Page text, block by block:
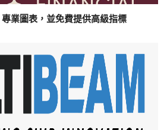
業圖表，並免費提供高級指標